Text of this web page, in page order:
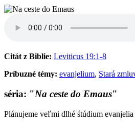
Citát z Biblie: Leviticus 19:1-8
Príbuzné témy: evanjelium, Stará
séria: "Na ceste do Emaus"
Plánujeme veľmi dlhé śtúdium evanjelia